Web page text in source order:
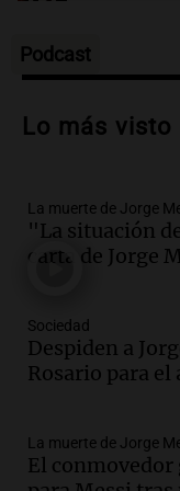
Audio.
vehículos
Audio.
y cinco
un puente
Episodios
Audio.
Rosario
Episodios
Audio.Ley
Podcast
Lo más visto
La muerte de Jorge
"La situación
carta de Jorge
Sociedad
Despiden a
Rosario para el
La muerte de Jorge
El conmovedor